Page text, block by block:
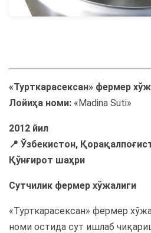
«Турткарасексан» фермер
Лойиҳа номи: «Madina Suti»
2012 йил
📍 Ўзбекистон,
Қўнғирот шаҳри
Сутчилик фермер хўжалиги
«Турткарасексан» фермер
номи остида сут ишлаб